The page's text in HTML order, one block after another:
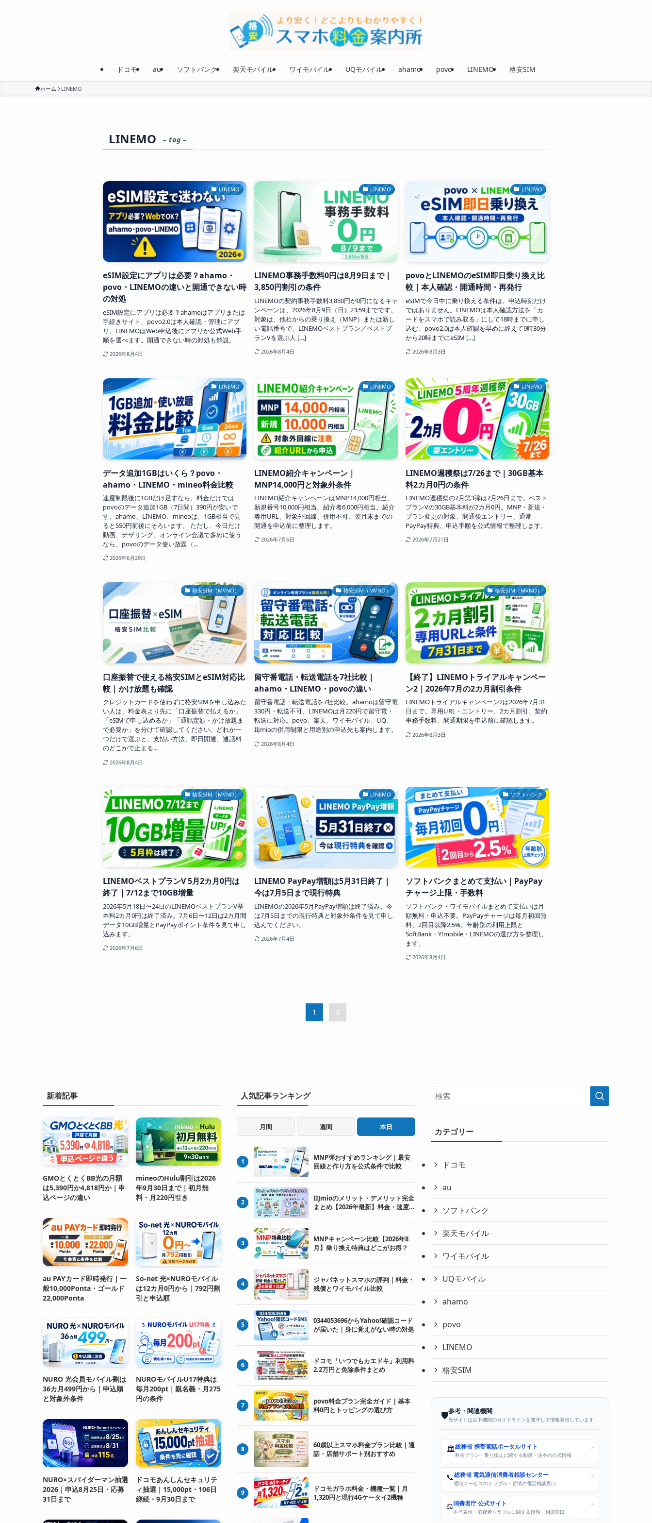
ドコモ au ソフトバンク 楽天モバイル ワイモバイル UQモバイル ahamo povo LINEMO 格安SIM
ホーム LINEMO
LINEMO – tag –
LINEMO
eSIM設定にアプリは必要？ahamo・
povo・LINEMOの違いと開通できない時
の対処
eSIM設定にアプリは必要？ahamoはアプリまたは
手続きサイト、povo2.0は本人確認・管理にアプ
リ、LINEMOはWeb申込後にアプリか公式Web手
順を選べます。開通できない時の対処も解説。
2026年8月4日
LINEMO
LINEMO事務手数料0円は8月9日まで｜
3,850円割引の条件
LINEMOの契約事務手数料3,850円が0円になるキャ
ンペーンは、2026年8月9日（日）23:59までです。
対象は、他社からの乗り換え（MNP）または新し
い電話番号で、LINEMOベストプラン／ベストプ
ランVを選ぶ人 […]
2026年8月4日
LINEMO
povoとLINEMOのeSIM即日乗り換え比
較｜本人確認・開通時間・再発行
eSIMで今日中に乗り換える条件は、申込時刻だけ
ではありません。LINEMOは本人確認方法を「カ
ードをスマホで読み取る」にして18時までに申し
込む、povo2.0は本人確認を早めに終えて9時30分
から20時までにeSIM […]
2026年8月3日
LINEMO
データ追加1GBはいくら？povo・
ahamo・LINEMO・mineo料金比較
速度制限後に1GBだけ足すなら、料金だけでは
povoのデータ追加1GB（7日間）390円が安いで
す。ahamo、LINEMO、mineoは、1GB相当で見
ると550円前後にそろいます。 ただし、今日だけ
動画、テザリング、オンライン会議で多めに使う
なら、povoのデータ使い放題（...
2026年6月29日
LINEMO
LINEMO紹介キャンペーン｜
MNP14,000円と対象外条件
LINEMO紹介キャンペーンはMNP14,000円相当、
新規番号10,000円相当、紹介者6,000円相当。紹介
専用URL、対象外回線、併用不可、翌月末までの
開通を申込前に整理します。
2026年7月6日
LINEMO
LINEMO週穫祭は7/26まで｜30GB基本
料2カ月0円の条件
LINEMO週穫祭の7月第3弾は7月26日まで。ベスト
プランVの30GB基本料が2カ月0円。MNP・新規・
プラン変更の対象、開通後エントリー、通常
PayPay特典、申込手順を公式情報で整理します。
2026年7月21日
格安SIM（MVNO）
口座振替で使える格安SIMとeSIM対応比
較｜かけ放題も確認
クレジットカードを使わずに格安SIMを申し込みた
い人は、料金表より先に「口座振替で払えるか」
「eSIMで申し込めるか」「通話定額・かけ放題ま
で必要か」を分けて確認してください。どれか一
つだけで選ぶと、支払い方法、即日開通、通話料
のどこかで止まる...
2026年8月4日
格安SIM（MVNO）
留守番電話・転送電話を7社比較｜
ahamo・LINEMO・povoの違い
留守番電話・転送電話を7社比較。ahamoは留守電
330円・転送不可、LINEMOは月220円で留守電・
転送に対応。povo、楽天、ワイモバイル、UQ、
IIJmioの併用制限と用途別の申込先も案内します。
2026年8月4日
格安SIM（MVNO）
【終了】LINEMOトライアルキャンペー
ン2｜2026年7月の2カ月割引条件
LINEMOトライアルキャンペーン2は2026年7月31
日まで。専用URL・エントリー、2カ月割引、契約
事務手数料、開通期限を申込前に確認します。
2026年8月3日
格安SIM（MVNO）
LINEMOベストプランV 5月2カ月0円は
終了｜7/12まで10GB増量
2026年5月18日〜24日のLINEMOベストプランV基
本料2カ月0円は終了済み。7月6日〜12日は2カ月間
データ10GB増量とPayPayポイント条件を見て申し
込みます。
2026年7月6日
LINEMO
LINEMO PayPay増額は5月31日終了｜
今は7月5日まで現行特典
LINEMOの2026年5月PayPay増額は終了済み。今
は7月5日までの現行特典と対象外条件を見て申し
込んでください。
2026年7月4日
ソフトバンク
ソフトバンクまとめて支払い｜PayPay
チャージ上限・手数料
ソフトバンク・ワイモバイルまとめて支払いは月
額無料・申込不要。PayPayチャージは毎月初回無
料、2回目以降2.5%。年齢別の利用上限と
SoftBank・Y!mobile・LINEMOの選び方を整理し
ます。
2026年8月4日
1 2
新着記事
GMOとくとくBB光の月額
は5,390円か4,818円か｜申
込ページの違い
mineoのHulu割引は2026
年9月30日まで｜初月無
料・月220円引き
au PAYカード即時発行｜一
般10,000Ponta・ゴールド
22,000Ponta
So-net 光×NUROモバイル
は12カ月0円から｜792円割
引と申込順
NURO 光会員モバイル割は
36カ月499円から｜申込順
と対象外条件
NUROモバイルU17特典は
毎月200pt｜親名義・月275
円の条件
NURO×スパイダーマン抽選
2026｜申込8月25日・応募
31日まで
ドコモあんしんセキュリテ
ィ抽選｜15,000pt・106日
継続・9月30日まで
人気記事ランキング
月間 週間 本日
1
MNP弾おすすめランキング｜最安
回線と作り方を公式条件で比較
2
IIJmioのメリット・デメリット完全
まとめ【2026年最新】料金・速度・
3
MNPキャンペーン比較【2026年8
月】乗り換え特典はどこがお得？
4
ジャパネットスマホの評判｜料金・
残債とワイモバイル比較
5
0344053696からYahoo!確認コード
が届いた｜身に覚えがない時の対処
6
ドコモ「いつでもカエドキ」利用料
2.2万円と免除条件まとめ
7
povo料金プラン完全ガイド｜基本
料0円とトッピングの選び方
8
60歳以上スマホ料金プラン比較｜通
話・店舗サポート別おすすめ
9
ドコモガラホ料金・機種一覧｜月
1,320円と現行4Gケータイ2機種
カテゴリー
ドコモ
au
ソフトバンク
楽天モバイル
ワイモバイル
UQモバイル
ahamo
povo
LINEMO
格安SIM
🛡️参考・関連機関
当サイトは以下機関のガイドラインを遵守して情報発信しています
🏛️総務省 携帯電話ポータルサイト
料金プラン・乗り換えに関する制度・法令の公式情報
↗
📞総務省 電気通信消費者相談センター
通信サービスのトラブル・苦情の電話相談窓口
↗
⚖️消費者庁 公式サイト
不当表示・消費者トラブルに関する情報・相談窓口
↗